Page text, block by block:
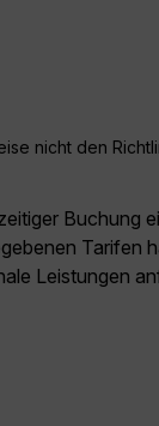
nicht den
Tarifen
Leistungen